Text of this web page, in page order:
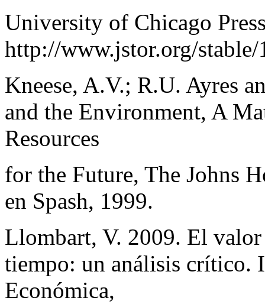
University of Chicago
http://www.jstor.org/stable/
Kneese, A.V.; R.U. Ayres
and the Environment, A
Resources
for the Future, The Johns
en Spash, 1999.
Llombart, V. 2009. El
tiempo: un análisis crítico.
Económica,